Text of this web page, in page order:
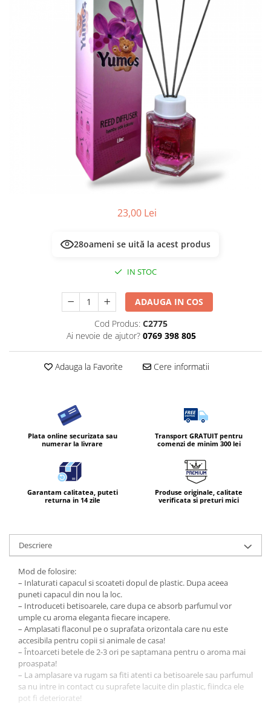
Masca & Gel de par
Servetele Umede & Uscate
23,00 Lei
28oameni se uită la acest produs
IN STOC
ADAUGA IN COS
Cod Produs: C2775
Ai nevoie de ajutor? 0769 398 805
Adauga la Favorite Cere informatii
Plata online securizata sau
numerar la livrare
Transport GRATUIT pentru
comenzi de minim 300 lei
Garantam calitatea, puteti
returna in 14 zile
Produse originale, calitate
verificata si preturi mici
Descriere
Mod de folosire:
– Inlaturati capacul si scoateti dopul de plastic. Dupa aceea
puneti capacul din nou la loc.
– Introduceti betisoarele, care dupa ce absorb parfumul vor
umple cu aroma eleganta fiecare incapere.
– Amplasati flaconul pe o suprafata orizontala care nu este
accesibila pentru copii si animale de casa!
– Întoarceti betele de 2-3 ori pe saptamana pentru o aroma mai
proaspata!
– La amplasare va rugam sa fiti atenti ca betisoarele sau parfumul
sa nu intre in contact cu suprafete lacuite din plastic, fiindca ele
pot fi deteriorate!